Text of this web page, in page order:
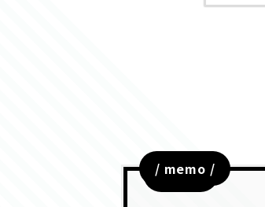
目次
/ memo /